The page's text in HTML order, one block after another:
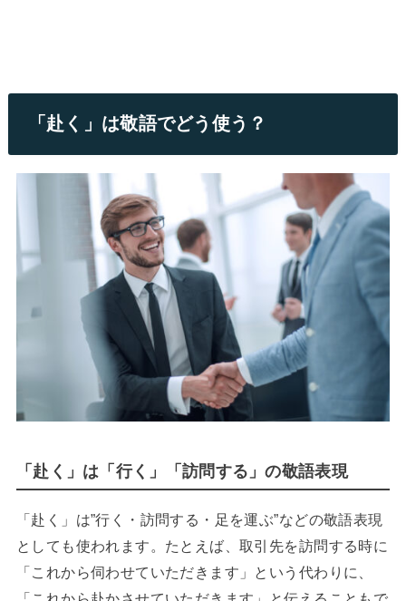
「赴く」は敬語でどう使う？
「赴く」は「行く」「訪問する」の敬語表現
「赴く」は”行く・訪問する・足を運ぶ”などの敬語表現
としても使われます。たとえば、取引先を訪問する時に
「これから伺わせていただきます」という代わりに、